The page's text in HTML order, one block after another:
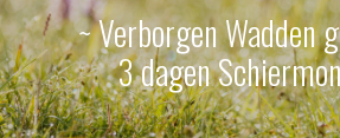
~ Verborgen Wadden
3 dagen